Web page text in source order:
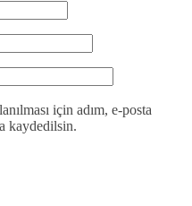
için adım, e-posta
kaydedilsin.